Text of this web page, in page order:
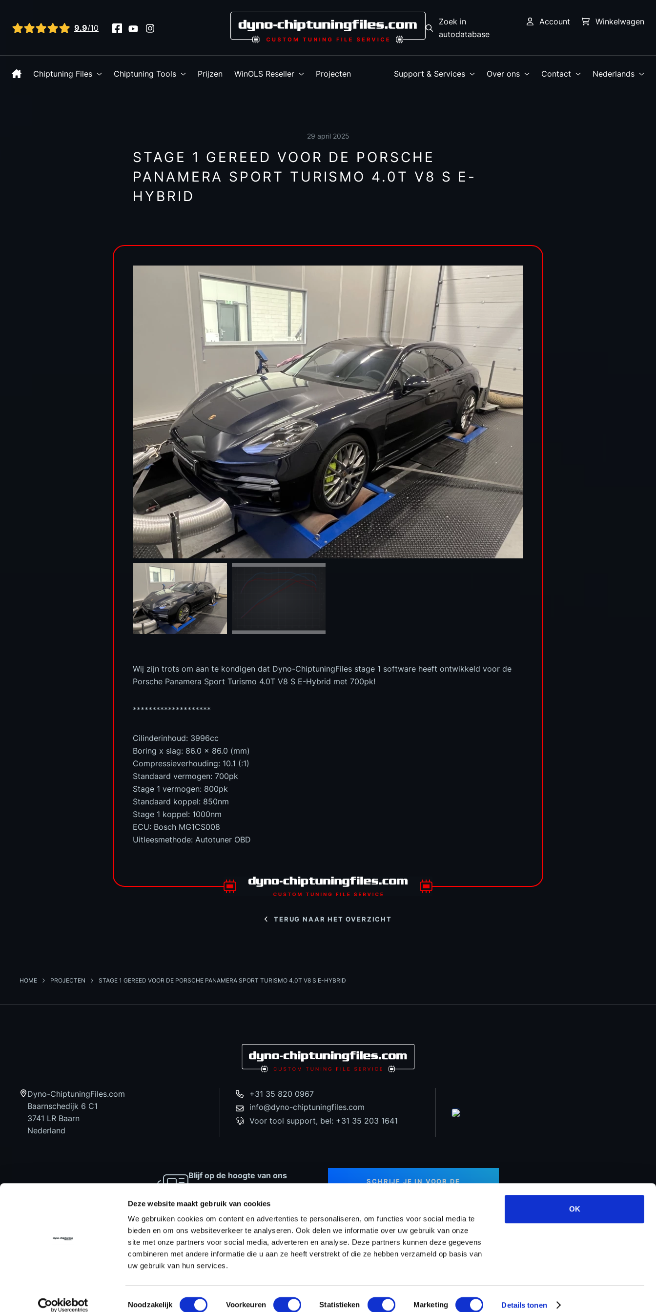
Deze website maakt gebruik van cookies
We gebruiken cookies om content en advertenties te personaliseren, om functies voor social media te
bieden en om ons websiteverkeer te analyseren. Ook delen we informatie over uw gebruik van onze
site met onze partners voor social media, adverteren en analyse. Deze partners kunnen deze gegevens
combineren met andere informatie die u aan ze heeft verstrekt of die ze hebben verzameld op basis van
uw gebruik van hun services.
Toestemmingsselectie
Noodzakelijk Voorkeuren Statistieken Marketing Details tonen
OK
Bekijk alle reviews9.9/10
Zoek in
autodatabase
Account Winkelwagen
Chiptuning Files Chiptuning Tools Prijzen WinOLS Reseller Projecten Support & Services Over ons Contact Nederlands
29 april 2025
STAGE 1 GEREED VOOR DE PORSCHE
PANAMERA SPORT TURISMO 4.0T V8 S E-
HYBRID
Wij zijn trots om aan te kondigen dat Dyno-ChiptuningFiles stage 1 software heeft ontwikkeld voor de
Porsche Panamera Sport Turismo 4.0T V8 S E-Hybrid met 700pk!
********************
Cilinderinhoud: 3996cc
Boring x slag: 86.0 x 86.0 (mm)
Compressieverhouding: 10.1 (:1)
Standaard vermogen: 700pk
Stage 1 vermogen: 800pk
Standaard koppel: 850nm
Stage 1 koppel: 1000nm
ECU: Bosch MG1CS008
Uitleesmethode: Autotuner OBD
TERUG NAAR HET OVERZICHT
HOME PROJECTEN STAGE 1 GEREED VOOR DE PORSCHE PANAMERA SPORT TURISMO 4.0T V8 S E-HYBRID
Dyno-ChiptuningFiles.com
Baarnschedijk 6 C1
3741 LR Baarn
Nederland
+31 35 820 0967
info@dyno-chiptuningfiles.com
Voor tool support, bel: +31 35 203 1641
Blijf op de hoogte van ons
aanbiedingen!
SCHRIJF JE IN VOOR DE
Chiptuning Files Chiptuning Tools Prijzen WinOLS Reseller Projecten Support & Services
Algemene Voorwaarden Tuningfiles Privacyverklaring Sitemap
© Dyno-ChiptuningFiles.com Powered by